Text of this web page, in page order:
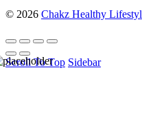
© 2026 Chakz Healthy Lifestyl
Scroll To Top Sidebar